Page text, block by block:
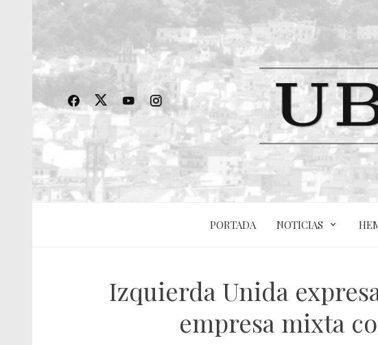
PORTADA NOTICIAS
Izquierda Unida
empresa mixta